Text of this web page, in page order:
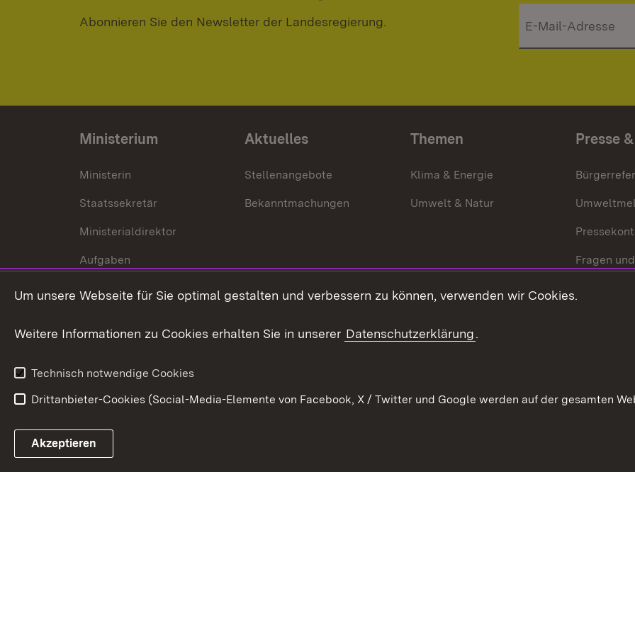
Abonnieren Sie den Newsletter der Landesregierung.
Ministerium
Ministerin
Staatssekretär
Ministerialdirektor
Aufgaben
Internationale
Aktuelles
Stellenangebote
Bekanntmachungen
Themen
Klima & Energie
Umwelt & Natur
Presse
Fragen
Link zum Landesportal
Um unsere Webseite für Sie optimal gestalten und verbessern zu können, verwenden wir Cookies.
Weitere Informationen zu Cookies erhalten Sie in unserer Datenschutzerklärung.
Technisch notwendige Cookies
Drittanbieter-Cookies (Social-Media-Elemente von Facebook, X / Twitter und Google werden auf der gesamten
Akzeptieren